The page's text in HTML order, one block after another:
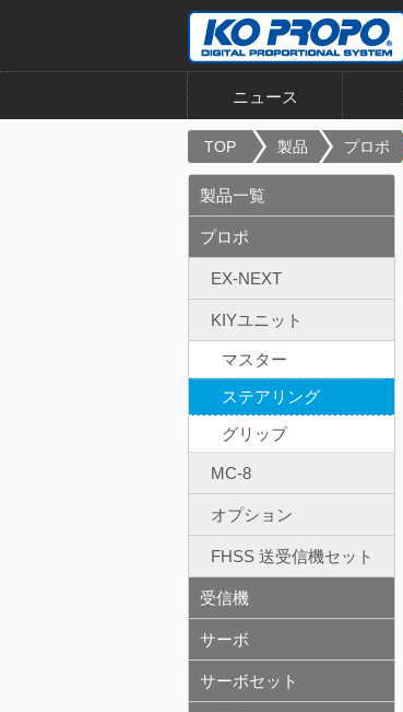
ニュース
TOP 製品 プロポ
製品一覧
プロポ
EX-NEXT
KIYユニット
マスター
ステアリング
グリップ
MC-8
オプション
FHSS 送受信機セット
受信機
サーボ
サーボセット